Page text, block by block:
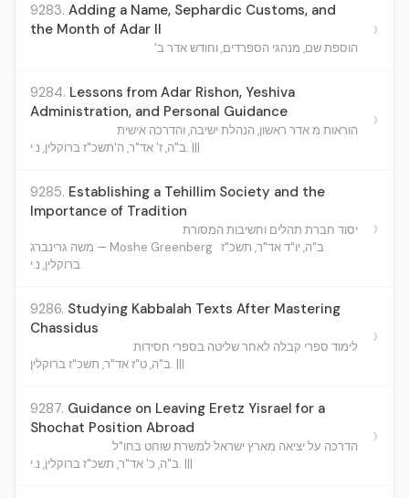
9283. Adding a Name, Sephardic Customs, and
the Month of Adar II
הוספת שם, מנהגי הספרדים, וחודש אדר ב'
›
9284. Lessons from Adar Rishon, Yeshiva
Administration, and Personal Guidance
הוראות מ אדר ראשון, הנהלת ישיבה, והדרכה אישית
ב"ה, ז' אד"ר, ה'תשכ"ז ברוקלין, נ.י. |||
›
9285. Establishing a Tehillim Society and the
Importance of Tradition
יסוד חברת תהלים וחשיבות המסורת
משה גרינברג — Moshe Greenberg ב"ה, יו"ד אד"ר, תשכ"ז
ברוקלין, נ.י.
›
9286. Studying Kabbalah Texts After Mastering
Chassidus
לימוד ספרי קבלה לאחר שליטה בספרי חסידות
ב"ה, ט"ז אד"ר, תשכ"ז ברוקלין. |||
›
9287. Guidance on Leaving Eretz Yisrael for a
Shochat Position Abroad
הדרכה על יציאה מארץ ישראל למשרת שוחט בחו"ל
ב"ה, כ' אד"ר, תשכ"ז ברוקלין, נ.י. |||
›